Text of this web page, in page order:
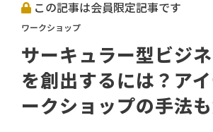
この記事は会員限定記事です
ワークショップ
サーキュラー型ビジ
を創出するには？ア
ークショップの手法